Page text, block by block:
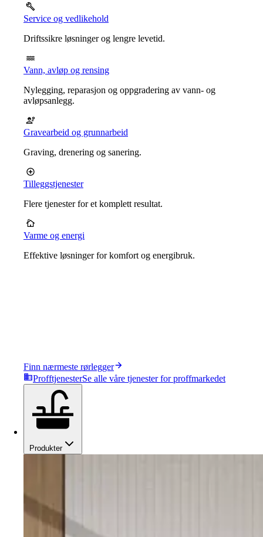
Service og vedlikehold
Driftssikre løsninger og lengre levetid.
Vann, avløp og rensing
Nylegging, reparasjon og oppgradering av vann- og
avløpsanlegg.
Gravearbeid og grunnarbeid
Graving, drenering og sanering.
Tilleggstjenester
Flere tjenester for et komplett resultat.
Varme og energi
Effektive løsninger for komfort og energibruk.
Finn nærmeste rørlegger
ProfftjenesterSe alle våre tjenester for proffmarkedet
Produkter